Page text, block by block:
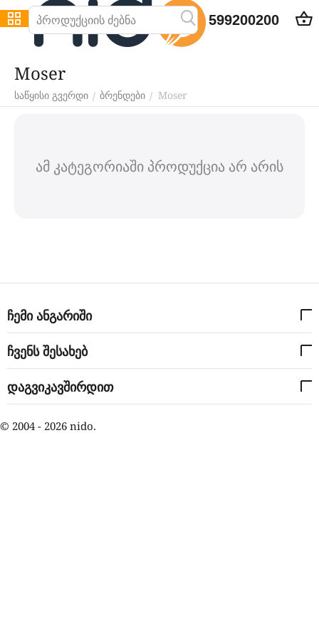
599200200
Moser
საწყისი გვერდი / ბრენდები / Moser
ამ კატეგორიაში პროდუქცია არ არის
ჩემი ანგარიში
ჩვენს შესახებ
დაგვიკავშირდით
© 2004 - 2026 nido.